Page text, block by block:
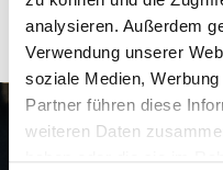
analysieren. Außerdem
Verwendung unserer
soziale Medien,
Partner führen diese
weiteren Daten
ABV: 8% IBU: